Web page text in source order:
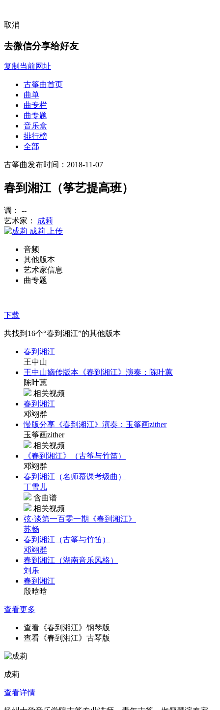
取消
去微信分享给好友
复制当前网址
古筝曲首页
曲单
曲专栏
曲专题
音乐盒
排行榜
全部
古筝曲发布时间：2018-11-07
春到湘江（筝艺提高班）
调： --
艺术家：
成莉
成莉
上传
音频
其他版本
艺术家信息
曲专题
下载
共找到 16个“春到湘江”的其他版本
春到湘江
王中山
王中山嫡传版本《春到湘江》演奏：陈叶蕙
陈叶蕙
相关视频
春到湘江
邓翊群
慢版分享《春到湘江》演奏：玉筝画zither
玉筝画zither
相关视频
《春到湘江》（古筝与竹笛）
邓翊群
春到湘江（名师慕课考级曲）
丁雪儿
含曲谱
相关视频
弦·谈第一百零一期《春到湘江》
苏畅
春到湘江（古筝与竹笛）
邓翊群
春到湘江（湖南音乐风格）
刘乐
春到湘江
殷晗晗
查看更多
查看《春到湘江》钢琴版
查看《春到湘江》古琴版
成莉
查看详情